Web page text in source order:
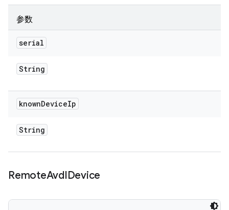
参数
serial
String
knownDeviceIp
String
RemoteAvdIDevice